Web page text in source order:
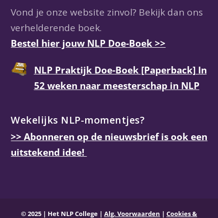
Vond je onze website zinvol? Bekijk dan ons
verhelderende boek.
Bestel hier jouw NLP Doe-Boek >>
NLP Praktijk Doe-Boek [Paperback] In
52 weken naar meesterschap in NLP
Wekelijks NLP-momentjes?
>> Abonneren op de nieuwsbrief is ook een
uitstekend idee!
© 2025 | Het NLP College | Alg. Voorwaarden | Cookies &